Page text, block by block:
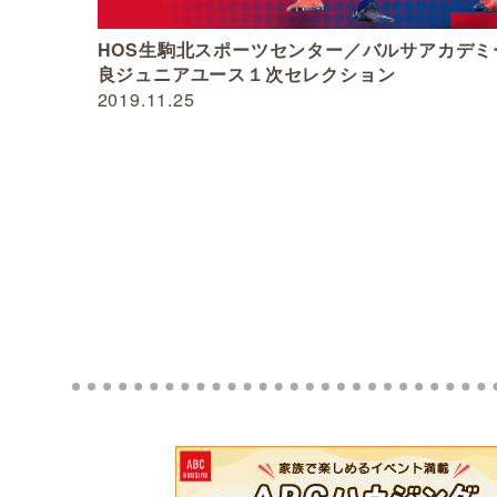
2019.11.25
HOS生駒北スポーツセンター／バルサアカデ
良ジュニアユース１次セレクション